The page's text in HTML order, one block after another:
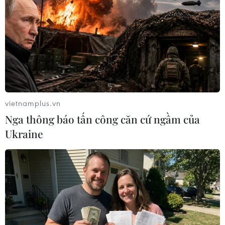
trước thềm hội nghị thượng đỉnh giữa nhà lãnh đạo
Triều Tiên Kim Jong-un và Tổng thống Nga Putin.
Giới phân tích: Thượng đỉnh Nga-Triều
vietnamplus.vn
Nga thông báo tấn công căn cứ ngầm của
Ukraine